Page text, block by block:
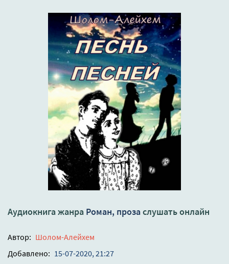
Аудиокнига жанра Роман, прозаслушать онлайн
Автор: Шолом-Алейхем
Добавлено: 15-07-2020, 21:27